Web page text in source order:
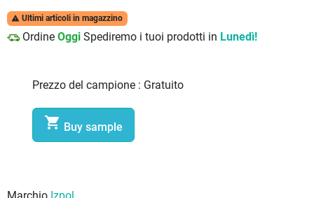
 Ultimi articoli in magazzino
Ordine Oggi Spediremo i tuoi prodotti in Lunedì!
Prezzo del campione : Gratuito
 Buy sample